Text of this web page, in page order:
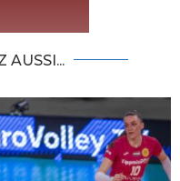
AUSSI...